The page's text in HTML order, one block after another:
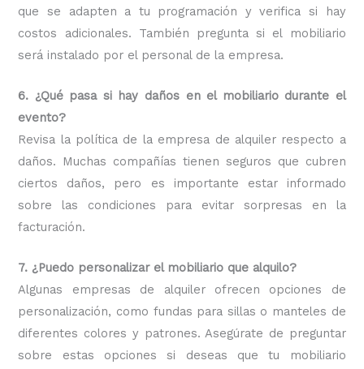
que se adapten a tu programación y verifica si hay
costos adicionales. También pregunta si el mobiliario
será instalado por el personal de la empresa.
6. ¿Qué pasa si hay daños en el mobiliario durante el
evento?
Revisa la política de la empresa de alquiler respecto a
daños. Muchas compañías tienen seguros que cubren
ciertos daños, pero es importante estar informado
sobre las condiciones para evitar sorpresas en la
facturación.
7. ¿Puedo personalizar el mobiliario que alquilo?
Algunas empresas de alquiler ofrecen opciones de
personalización, como fundas para sillas o manteles de
diferentes colores y patrones. Asegúrate de preguntar
sobre estas opciones si deseas que tu mobiliario